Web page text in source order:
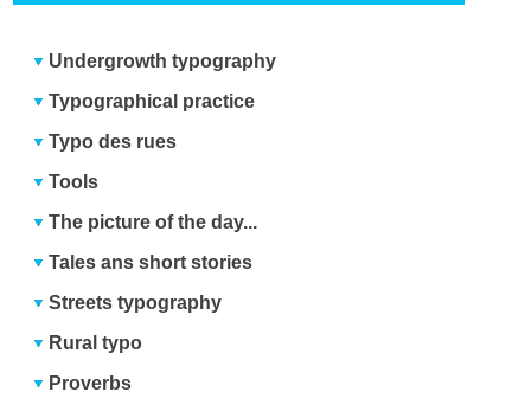
Undergrowth typography
Typographical practice
Typo des rues
Tools
The picture of the day...
Tales ans short stories
Streets typography
Rural typo
Proverbs